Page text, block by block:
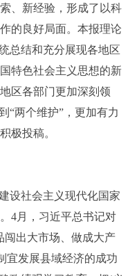
、新经验，形成了以科
的良好局面。本报理论
总结和充分展现各地区
特色社会主义思想的新
区各部门更加深刻领
“两个维护”，更加有力
极投稿。
社会主义现代化国家
4月，习近平总书记对
闯出大市场、做成大产
宜发展县域经济的成功